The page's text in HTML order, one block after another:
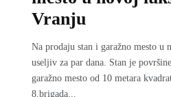
Vranju
Na prodaju stan i garažno mesto u
useljiv za par dana. Stan je
garažno mesto od 10 metara kvadratnih. Stan se nalazi
8.brigada...